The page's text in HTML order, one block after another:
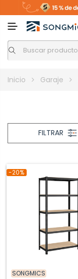
Inicio Garaje
FILTRAR
-20%
SONGMICS